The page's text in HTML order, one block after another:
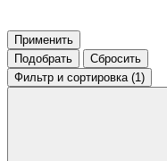
Применить
Подобрать
Сбросить
Фильтр и сортировка (1)